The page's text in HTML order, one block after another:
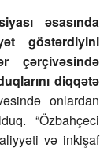
əsasında
göstərdiyini
çərçivəsində
diqqətə
onlardan
“Özbahçeci
və inkişaf